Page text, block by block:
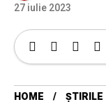
27 iulie 2023
HOME